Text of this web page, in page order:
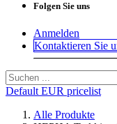
Folgen Sie uns
Anmelden
Kontaktieren Sie
Default EUR pricelist
Alle Produkte